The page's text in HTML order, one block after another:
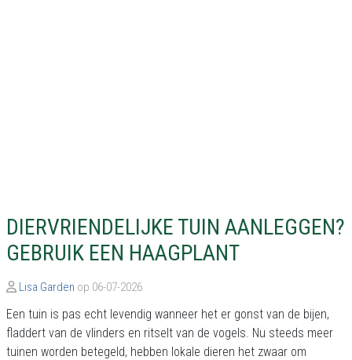
DIERVRIENDELIJKE TUIN AANLEGGEN?
GEBRUIK EEN HAAGPLANT
Lisa Garden op 06-07-2026
Een tuin is pas echt levendig wanneer het er gonst van de bijen,
fladdert van de vlinders en ritselt van de vogels. Nu steeds meer
tuinen worden betegeld, hebben lokale dieren het zwaar om